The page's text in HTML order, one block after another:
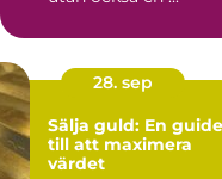
28. sep
Sälja guld: En guide
till att maximera
värdet